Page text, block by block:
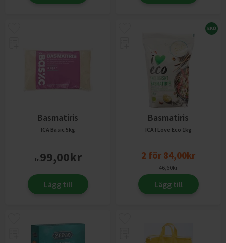
Basmatiris
ICA Basic 5kg
fr.99,00kr
Lägg till
Basmatiris
ICA I Love Eco 1kg
2 för 84,00kr
46,60kr
Lägg till